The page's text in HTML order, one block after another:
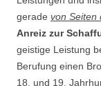
gerade von Seiten
Anreiz zur
geistige Leistung
Berufung einen
18. und 19.